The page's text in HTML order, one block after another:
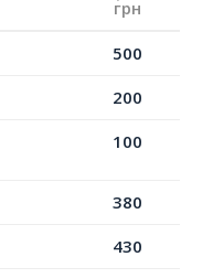
грн
500
200
100
380
430